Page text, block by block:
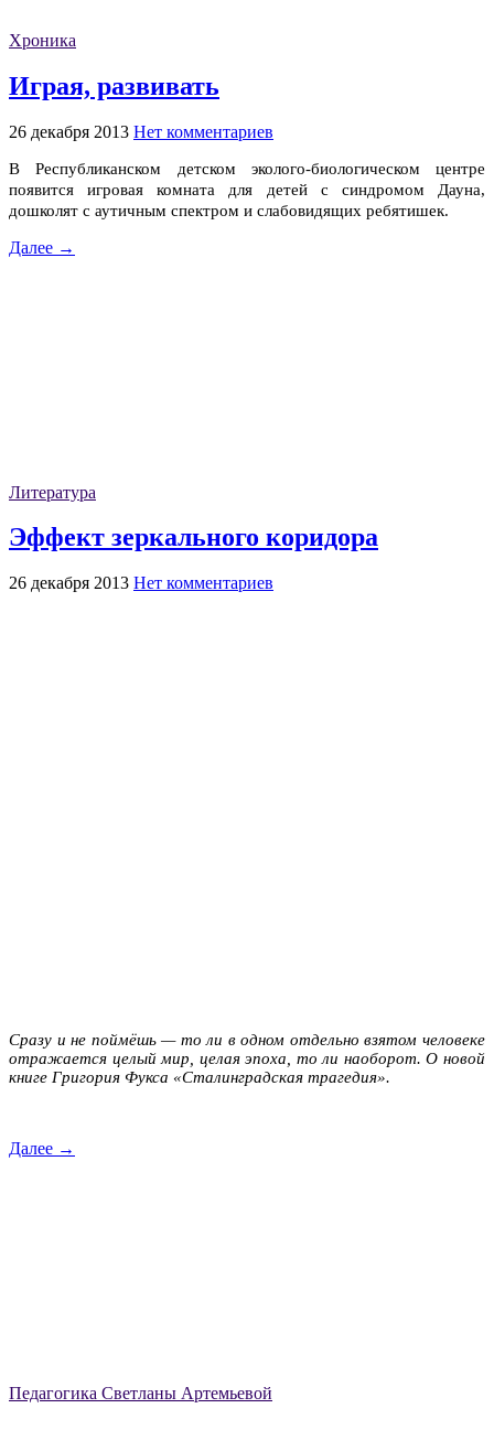
Хроника
Играя, развивать
26 декабря 2013 Нет комментариев
ВРеспубликанском детском эколого-биологическом центре
появитсяигровая комната для детей с синдромом Дауна,
дошколят с аутичным спектром и слабовидящих ребятишек.
Далее →
Литература
Эффект зеркального коридора
26 декабря 2013 Нет комментариев
Сразу и не поймёшь — то ли в одном отдельно взятом человеке
отражается целый мир, целая эпоха, то ли наоборот. О новой
книге Григория Фукса «Сталинградская трагедия».
Далее →
Педагогика Светланы Артемьевой